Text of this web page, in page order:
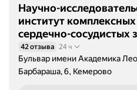
Научно-
институт
сердечно-сосудистых
42 отзыва 24 ч
Бульвар имени Академика
Барбараша, 6, Кемерово